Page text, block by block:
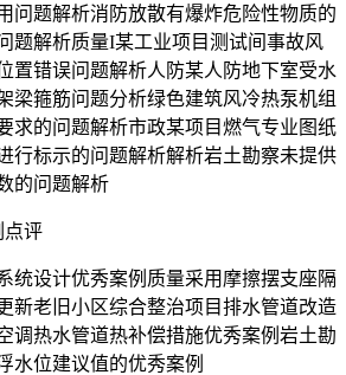
问题解析消防放散有爆炸危险性物质的
题解析质量I某工业项目测试间事故风
置错误问题解析人防某人防地下室受水
梁箍筋问题分析绿色建筑风冷热泵机组
求的问题解析市政某项目燃气专业图纸
行标示的问题解析解析岩土勘察未提供
的问题解析
点评
统设计优秀案例质量采用摩擦摆支座隔
新老旧小区综合整治项目排水管道改造
调热水管道热补偿措施优秀案例岩土勘
水位建议值的优秀案例